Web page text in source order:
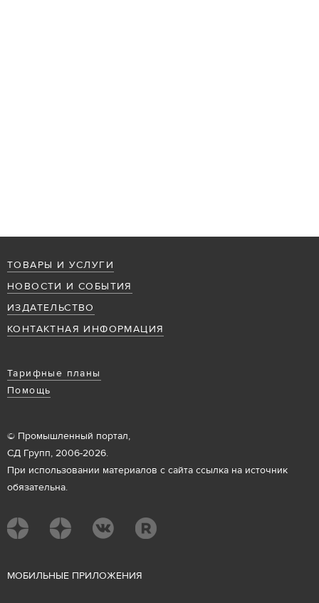
ТОВАРЫ И УСЛУГИ
НОВОСТИ И СОБЫТИЯ
ИЗДАТЕЛЬСТВО
КОНТАКТНАЯ ИНФОРМАЦИЯ
Тарифные планы
Помощь
© Промышленный портал,
СД Групп, 2006-2026.
При использовании материалов с сайта ссылка на источник
обязательна.
МОБИЛЬНЫЕ ПРИЛОЖЕНИЯ